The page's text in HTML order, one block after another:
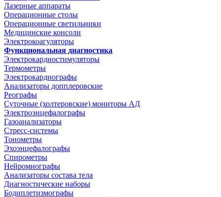
Лазерные аппараты
Операционные столы
Операционные светильники
Медицинские консоли
Электрокоагуляторы
Функциональная диагностика
Электрокардиостимуляторы
Термометры
Электрокардиографы
Анализаторы допплеровские
Реографы
Суточные (холтеровские) мониторы АД
Электроэнцефалографы
Газоанализаторы
Стресс-системы
Тонометры
Эхоэнцефалографы
Спирометры
Нейромиографы
Анализаторы состава тела
Диагностические наборы
Бодиплетизмографы